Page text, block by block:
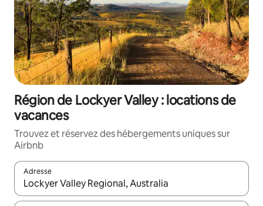
Région de Lockyer Valley : locations de
vacances
Trouvez et réservez des hébergements uniques sur
Airbnb
Adresse
Lorsque les résultats s'affichent, utilisez les flèches vers le